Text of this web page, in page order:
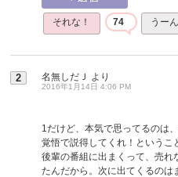
それな！ 74 うー
2 名無しだＪ より
2016年1月14日 4:06 PM
1だけど、本気で思ってるのは
覚悟で説得してくれ！というこ
後輩の番組に出まくって、売れ
たんだから。次に出てくるの